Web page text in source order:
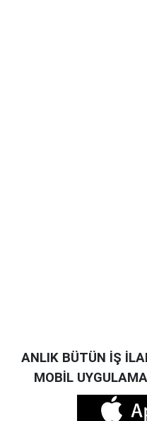
ANLIK BÜTÜN İŞ
MOBİL